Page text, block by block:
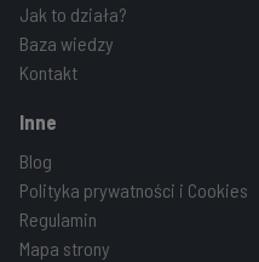
Jak to działa?
Baza wiedzy
Kontakt
Inne
Blog
Polityka prywatności i Cookies
Regulamin
Mapa strony